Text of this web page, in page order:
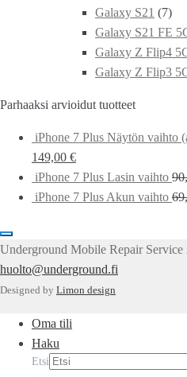
Galaxy S21 (7)
Galaxy S21 FE
Galaxy Z Flip4
Galaxy Z Flip3
Parhaaksi arvioidut tuotteet
iPhone 7 Plus Näytön vaihto
149,00 €
iPhone 7 Plus Lasin vaihto
iPhone 7 Plus Akun vaihto
Underground Mobile Repair Service
huolto@underground.fi
Designed by Limon design
Oma tili
Haku
Etsi